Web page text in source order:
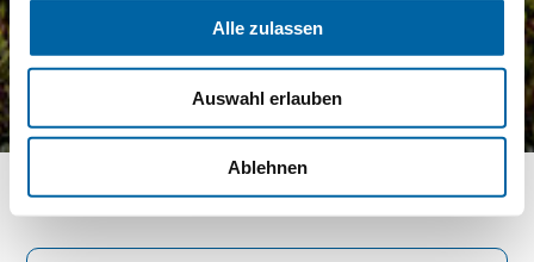
Alle zulassen
Auswahl erlauben
Ablehnen